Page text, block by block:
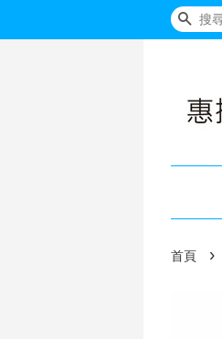
搜尋
首頁 ›